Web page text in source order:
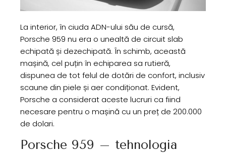
La interior, în ciuda ADN-ului său de cursă,
Porsche 959 nu era o unealtă de circuit slab
echipată și dezechipată. În schimb, această
mașină, cel puțin în echiparea sa rutieră,
dispunea de tot felul de dotări de confort, inclusiv
scaune din piele și aer condiționat. Evident,
Porsche a considerat aceste lucruri ca fiind
necesare pentru o mașină cu un preț de 200.000
de dolari.
Porsche 959 – tehnologia